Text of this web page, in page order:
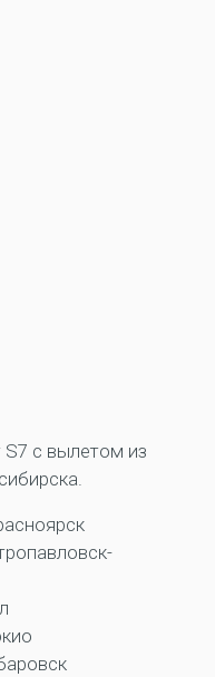
с вылетом из